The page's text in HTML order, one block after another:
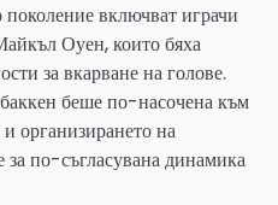
включват играчи
Оуен, които бяха
за вкарване на голове.
беше по-насочена към
организирането на
за по-съгласувана динамика